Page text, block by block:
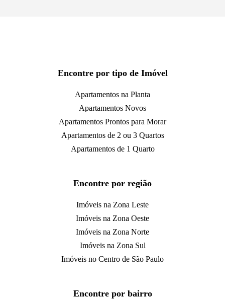
Encontre por tipo de Imóvel
Apartamentos na Planta
Apartamentos Novos
Apartamentos Prontos para Morar
Apartamentos de 2 ou 3 Quartos
Apartamentos de 1 Quarto
Encontre por região
Imóveis na Zona Leste
Imóveis na Zona Oeste
Imóveis na Zona Norte
Imóveis na Zona Sul
Imóveis no Centro de São Paulo
Encontre por bairro